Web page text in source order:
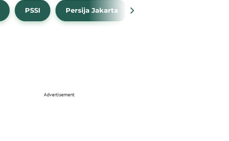
PSSI Persija Jakarta
Advertisement